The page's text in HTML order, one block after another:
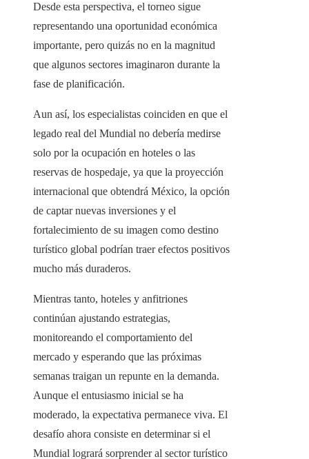
Desde esta perspectiva, el torneo sigue
representando una oportunidad económica
importante, pero quizás no en la magnitud
que algunos sectores imaginaron durante la
fase de planificación.
Aun así, los especialistas coinciden en que el
legado real del Mundial no debería medirse
solo por la ocupación en hoteles o las
reservas de hospedaje, ya que la proyección
internacional que obtendrá México, la opción
de captar nuevas inversiones y el
fortalecimiento de su imagen como destino
turístico global podrían traer efectos positivos
mucho más duraderos.
Mientras tanto, hoteles y anfitriones
continúan ajustando estrategias,
monitoreando el comportamiento del
mercado y esperando que las próximas
semanas traigan un repunte en la demanda.
Aunque el entusiasmo inicial se ha
moderado, la expectativa permanece viva. El
desafío ahora consiste en determinar si el
Mundial logrará sorprender al sector turístico